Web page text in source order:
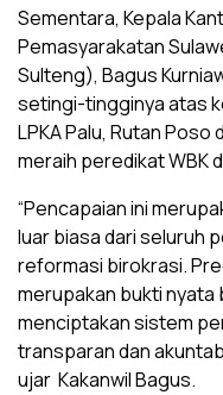
Sementara, Kepala
Pemasyarakatan
Sulteng), Bagus
setingi-tingginya atas
LPKA Palu, Rutan Poso
meraih peredikat WBK
“Pencapaian ini
luar biasa dari seluruh
reformasi birokrasi.
merupakan bukti nyata
menciptakan sistem
transparan dan
ujar Kakanwil Bagus.